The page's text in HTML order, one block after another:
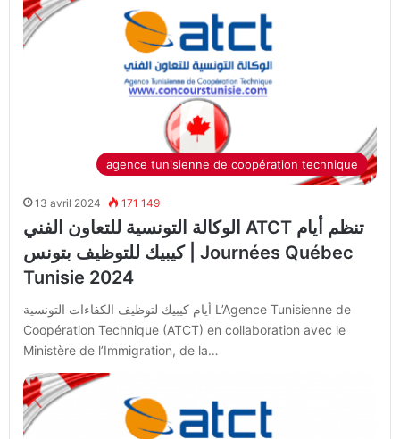
agence tunisienne de coopération technique
13 avril 2024 171 149
الوكالة التونسية للتعاون الفني ATCT تنظم أيام
كيبيك للتوظيف بتونس | Journées Québec
Tunisie 2024
أيام كيبيك لتوظيف الكفاءات التونسية L’Agence Tunisienne de
Coopération Technique (ATCT) en collaboration avec le
Ministère de l’Immigration, de la…